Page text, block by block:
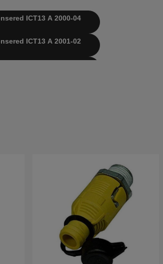
ICT13 A 2000-04
ICT13 A 2001-02
ICT13 A 2001-02
ICT13 2000-04
ICT13 2001-01
ICT13 2001-09
ICT 13 1999-03